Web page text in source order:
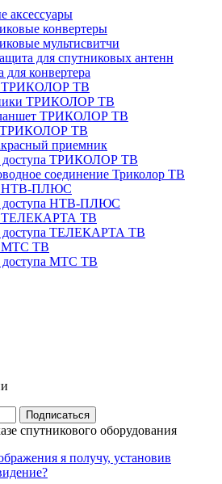
аксессуары
конвертеры
мультисвитчи
для спутниковых антенн
для конвертера
ТРИКОЛОР ТВ
ТРИКОЛОР ТВ
ТРИКОЛОР ТВ
ТРИКОЛОР ТВ
приемник
доступа ТРИКОЛОР ТВ
соединение Триколор ТВ
НТВ-ПЛЮС
доступа НТВ-ПЛЮС
ТЕЛЕКАРТА ТВ
доступа ТЕЛЕКАРТА ТВ
МТС ТВ
доступа МТС ТВ
Подписаться
спутникового оборудования
я получу, установив